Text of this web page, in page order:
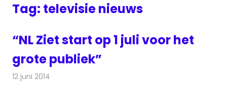
Tag: televisie nieuws
“NL Ziet start op 1 juli voor het
grote publiek”
12 juni 2014